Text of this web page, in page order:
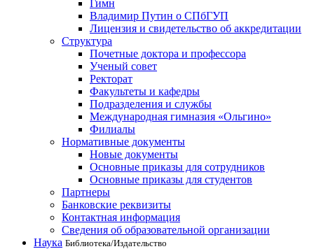
Гимн
Владимир Путин о СПбГУП
Лицензия и свидетельство об аккредитации
Структура
Почетные доктора и профессора
Ученый совет
Ректорат
Факультеты и кафедры
Подразделения и службы
Международная гимназия «Ольгино»
Филиалы
Нормативные документы
Новые документы
Основные приказы для сотрудников
Основные приказы для студентов
Партнеры
Банковские реквизиты
Контактная информация
Сведения об образовательной организации
Наука Библиотека/Издательство